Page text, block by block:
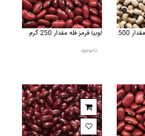
لوبیا چشم بلبلی فله مقدار 500
لوبیا قرمز فله مقدار 250 گرم
ناموجود